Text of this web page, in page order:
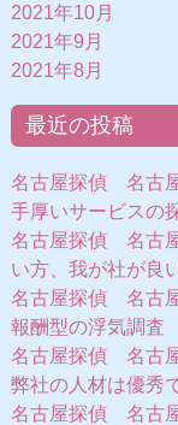
2021年10月
2021年9月
2021年8月
最近の投稿
名古屋探偵 名古
手厚いサービスの
名古屋探偵 名古
い方、我が社が良
名古屋探偵 名古
報酬型の浮気調査
名古屋探偵 名古
弊社の人材は優秀
名古屋探偵 名古